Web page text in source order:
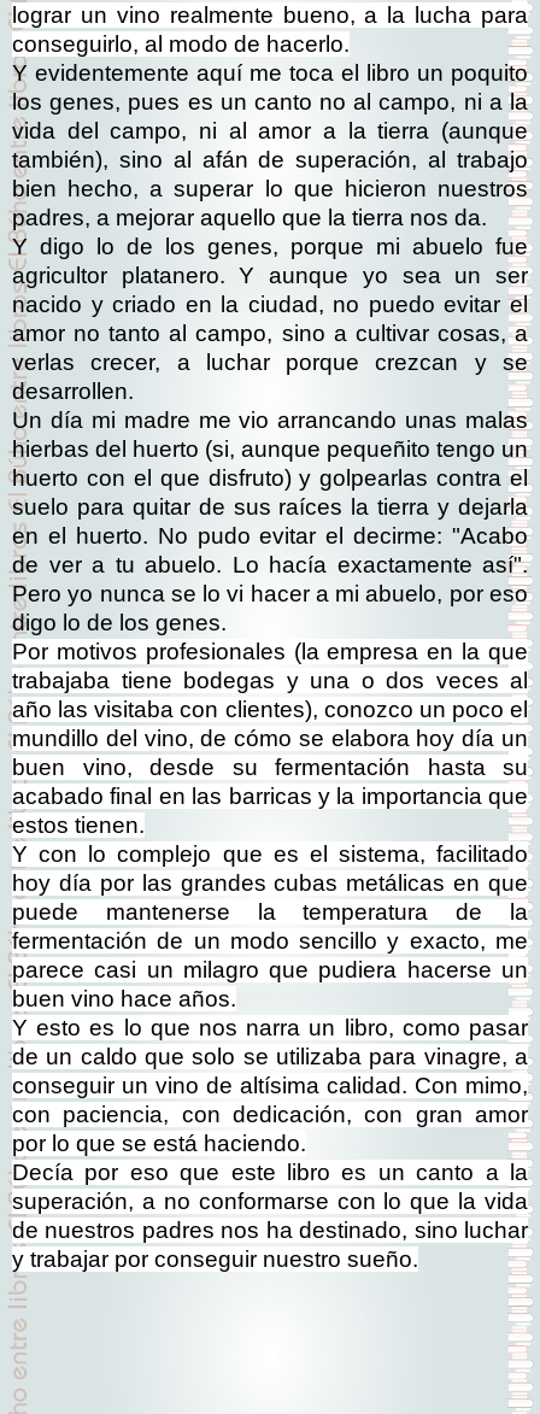
lograr un vino realmente bueno, a la lucha para
conseguirlo, al modo de hacerlo.
Y evidentemente aquí me toca el libro un poquito
los genes, pues es un canto no al campo, ni a la
vida del campo, ni al amor a la tierra (aunque
también), sino al afán de superación, al trabajo
bien hecho, a superar lo que hicieron nuestros
padres, a mejorar aquello que la tierra nos da.
Y digo lo de los genes, porque mi abuelo fue
agricultor platanero. Y aunque yo sea un ser
nacido y criado en la ciudad, no puedo evitar el
amor no tanto al campo, sino a cultivar cosas, a
verlas crecer, a luchar porque crezcan y se
desarrollen.
Un día mi madre me vio arrancando unas malas
hierbas del huerto (si, aunque pequeñito tengo un
huerto con el que disfruto) y golpearlas contra el
suelo para quitar de sus raíces la tierra y dejarla
en el huerto. No pudo evitar el decirme: "Acabo
de ver a tu abuelo. Lo hacía exactamente así".
Pero yo nunca se lo vi hacer a mi abuelo, por eso
digo lo de los genes.
Por motivos profesionales (la empresa en la que
trabajaba tiene bodegas y una o dos veces al
año las visitaba con clientes), conozco un poco el
mundillo del vino, de cómo se elabora hoy día un
buen vino, desde su fermentación hasta su
acabado final en las barricas y la importancia que
estos tienen.
Y con lo complejo que es el sistema, facilitado
hoy día por las grandes cubas metálicas en que
puede mantenerse la temperatura de la
fermentación de un modo sencillo y exacto, me
parece casi un milagro que pudiera hacerse un
buen vino hace años.
Y esto es lo que nos narra un libro, como pasar
de un caldo que solo se utilizaba para vinagre, a
conseguir un vino de altísima calidad. Con mimo,
con paciencia, con dedicación, con gran amor
por lo que se está haciendo.
Decía por eso que este libro es un canto a la
superación, a no conformarse con lo que la vida
de nuestros padres nos ha destinado, sino luchar
y trabajar por conseguir nuestro sueño.